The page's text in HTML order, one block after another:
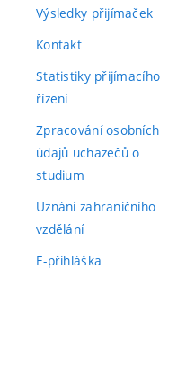
Výsledky přijímaček
Kontakt
Statistiky přijímacího
řízení(externí
Zpracování osobních
údajů uchazečů o
studium(externí
Uznání zahraničního
vzdělání(externí
E-přihláška